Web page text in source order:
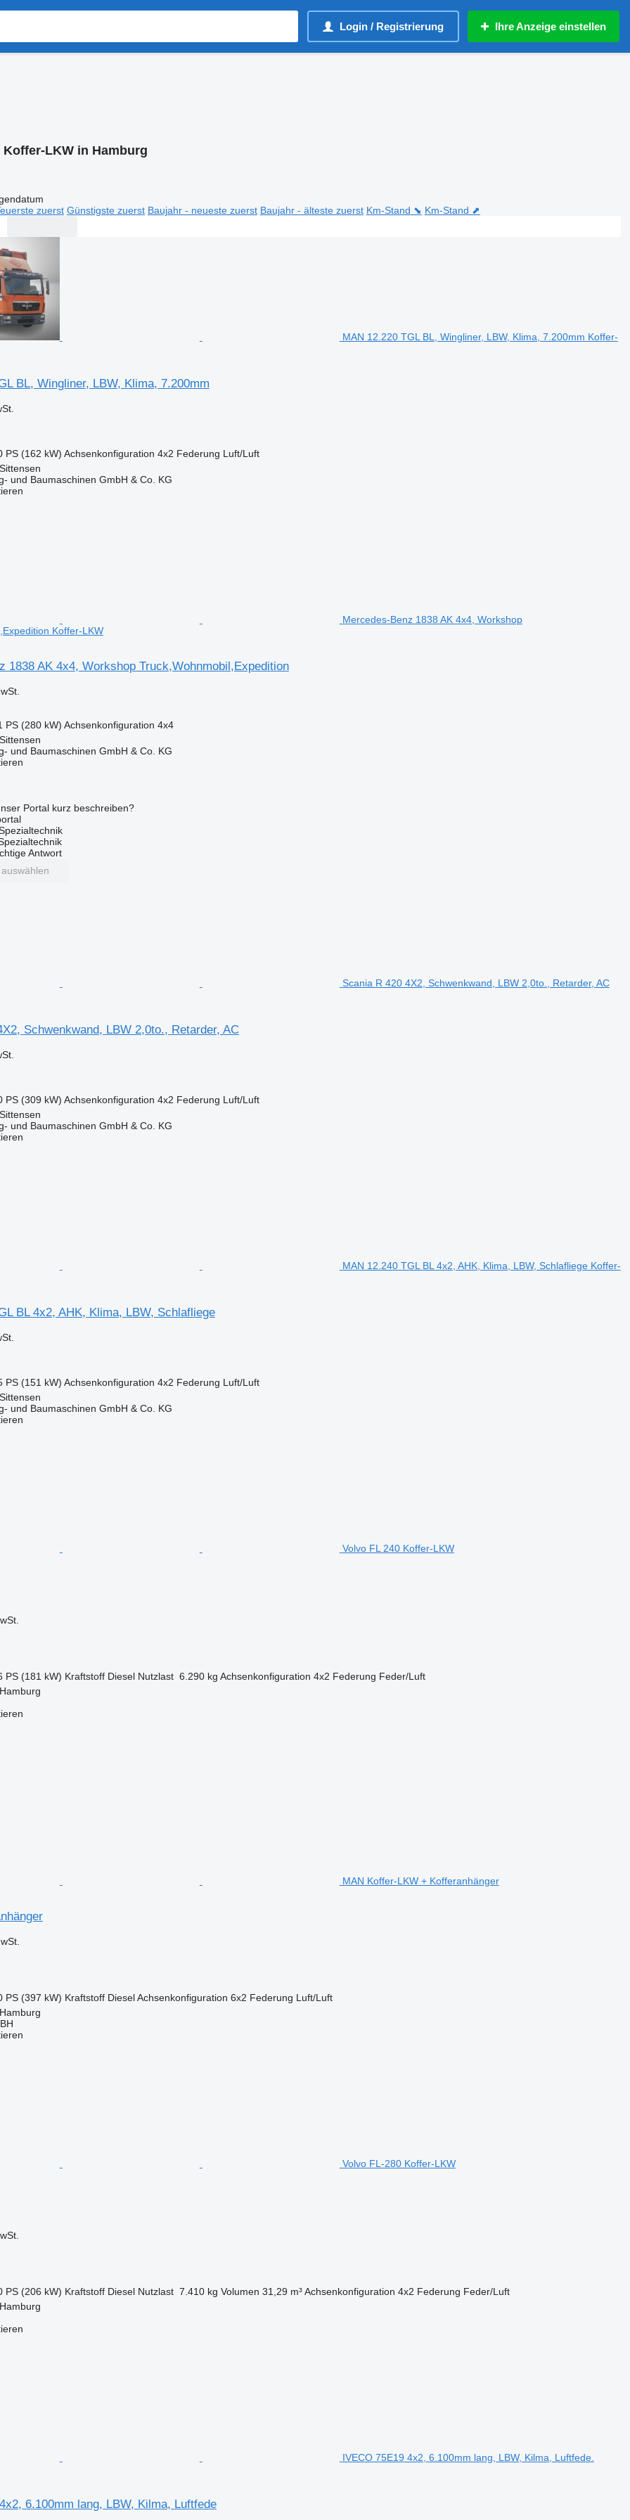
Login / Registrierung Ihre Anzeige einstellen
Koffer-LKW in Hamburg
zuerst Günstigste zuerst Baujahr - neueste zuerst Baujahr - älteste zuerst Km-Stand ⬊ Km-Stand ⬈
MAN 12.220 TGL BL, Wingliner, LBW, Klima, 7.200mm Koffer-
BL, Wingliner, LBW, Klima, 7.200mm
PS (162 kW) Achsenkonfiguration 4x2 Federung Luft/Luft
und Baumaschinen GmbH & Co. KG
Mercedes-Benz 1838 AK 4x4, Workshop
Koffer-LKW
1838 AK 4x4, Workshop Truck,Wohnmobil,Expedition
PS (280 kW) Achsenkonfiguration 4x4
und Baumaschinen GmbH & Co. KG
Portal kurz beschreiben?
Antwort
Scania R 420 4X2, Schwenkwand, LBW 2,0to., Retarder, AC
Schwenkwand, LBW 2,0to., Retarder, AC
PS (309 kW) Achsenkonfiguration 4x2 Federung Luft/Luft
und Baumaschinen GmbH & Co. KG
MAN 12.240 TGL BL 4x2, AHK, Klima, LBW, Schlafliege Koffer-
BL 4x2, AHK, Klima, LBW, Schlafliege
PS (151 kW) Achsenkonfiguration 4x2 Federung Luft/Luft
und Baumaschinen GmbH & Co. KG
Volvo FL 240 Koffer-LKW
PS (181 kW) Kraftstoff Diesel Nutzlast 6.290 kg Achsenkonfiguration 4x2 Federung Feder/Luft
MAN Koffer-LKW + Kofferanhänger
PS (397 kW) Kraftstoff Diesel Achsenkonfiguration 6x2 Federung Luft/Luft
Volvo FL-280 Koffer-LKW
PS (206 kW) Kraftstoff Diesel Nutzlast 7.410 kg Volumen 31,29 m³ Achsenkonfiguration 4x2 Federung Feder/Luft
IVECO 75E19 4x2, 6.100mm lang, LBW, Kilma, Luftfede.
6.100mm lang, LBW, Kilma, Luftfede